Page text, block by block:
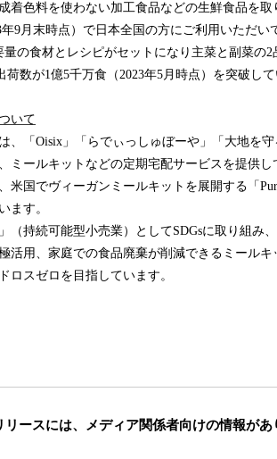
着色料を使わない加工食品などの生鮮食品を
9月末時点）で日本全国の方にご利用いただい
の食材とレシピがセットになり主菜と副菜の2
数が1億5千万食（2023年5月時点）を突破して
いて
「Oisix」「らでぃっしゅぼーや」「大地を
ミールキットなどの定期宅配サービスを提供
米国でヴィーガンミールキットを展開する「
ます。
持続可能型小売業）としてSDGsに取り組み
活用、家庭での食品廃棄が削減できるミール
ロスゼロを目指しています。
ースには、 メディア関係者向けの情報があ